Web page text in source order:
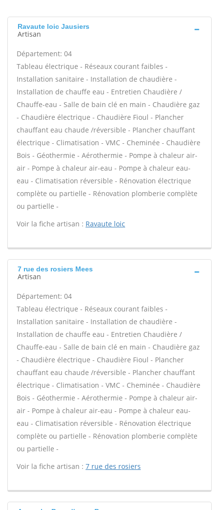
Ravaute loic Jausiers
Artisan
Département: 04
Tableau électrique - Réseaux courant faibles -
Installation sanitaire - Installation de chaudière -
Installation de chauffe eau - Entretien Chaudière /
Chauffe-eau - Salle de bain clé en main - Chaudière gaz
- Chaudière électrique - Chaudière Fioul - Plancher
chauffant eau chaude /réversible - Plancher chauffant
électrique - Climatisation - VMC - Cheminée - Chaudière
Bois - Géothermie - Aérothermie - Pompe à chaleur air-
air - Pompe à chaleur air-eau - Pompe à chaleur eau-
eau - Climatisation réversible - Rénovation électrique
complète ou partielle - Rénovation plomberie complète
ou partielle -
Voir la fiche artisan : Ravaute loic
7 rue des rosiers Mees
Artisan
Département: 04
Tableau électrique - Réseaux courant faibles -
Installation sanitaire - Installation de chaudière -
Installation de chauffe eau - Entretien Chaudière /
Chauffe-eau - Salle de bain clé en main - Chaudière gaz
- Chaudière électrique - Chaudière Fioul - Plancher
chauffant eau chaude /réversible - Plancher chauffant
électrique - Climatisation - VMC - Cheminée - Chaudière
Bois - Géothermie - Aérothermie - Pompe à chaleur air-
air - Pompe à chaleur air-eau - Pompe à chaleur eau-
eau - Climatisation réversible - Rénovation électrique
complète ou partielle - Rénovation plomberie complète
ou partielle -
Voir la fiche artisan : 7 rue des rosiers